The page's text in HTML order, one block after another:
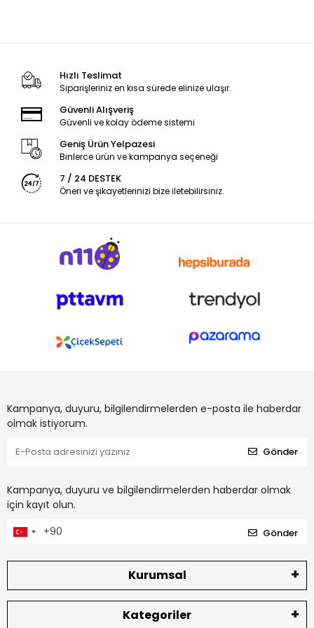
Hızlı Teslimat
Siparişleriniz en kısa sürede elinize ulaşır.
Güvenli Alışveriş
Güvenli ve kolay ödeme sistemi
Geniş Ürün Yelpazesi
Binlerce ürün ve kampanya seçeneği
7 / 24 DESTEK
Öneri ve şikayetlerinizi bize iletebilirsiniz.
Kampanya, duyuru, bilgilendirmelerden e-posta ile haberdar
olmak istiyorum.
Gönder
Kampanya, duyuru ve bilgilendirmelerden haberdar olmak
için kayıt olun.
Gönder
Kurumsal
Kategoriler